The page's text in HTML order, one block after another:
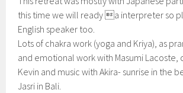
this time we will ready a interpreter so
English speaker too.
Lots of chakra work (yoga and Kriya), as
and emotional work with Masumi Lacoste,
Kevin and music with Akira- sunrise in the
Jasri in Bali.